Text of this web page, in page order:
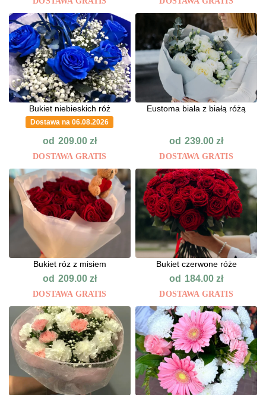
Bukiet niebieskich róż
Dostawa na 06.08.2026
od 209.00 zł
DOSTAWA GRATIS
Eustoma biała z białą różą
od 239.00zł
DOSTAWA GRATIS
Bukiet róz z misiem
od 209.00 zł
DOSTAWA GRATIS
Bukiet czerwone róże
od 184.00zł
DOSTAWA GRATIS